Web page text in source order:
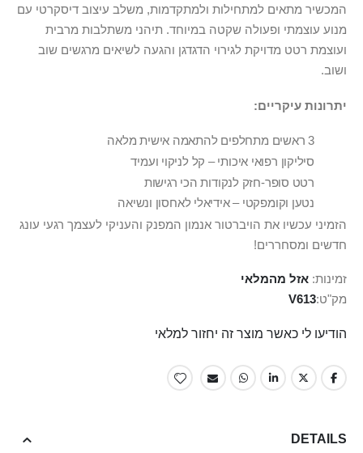
המכשיר מתאים למתחילות ולמתקדמות, משלב עיצוב דיסקרטי עם
מנוע עוצמתי ופעולה שקטה במיוחד. תיהני משתלבות מרבית
ועוצמת רטט מדויקת לגירוי הדגדגן והגעה לשיאים מרגשים שוב
ושוב.
יתרונות עיקריים:
3 ראשים מתחלפים להתאמה אישית מלאה
סיליקון רפואי איכותי – קל לניקוי ועמיד
רטט סופר-חזק לנקודות הכי רגישות
נטען וקומפקטי – אידיאלי לאחסון ונשיאה
הזמיני עכשיו את הויברטור אנמון המפנק והעניקי לעצמך רגעי עונג
חדשים ומסחררים!
זמינות: אזל מהמלאי
מק"ט V613
הודיעו לי כאשר מוצר זה יחזור למלאי
DETAILS